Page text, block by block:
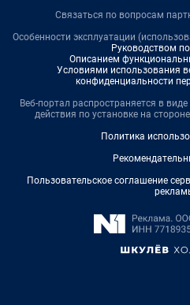
Связаться по вопросам
Особенности эксплуатации
Руководством
Описанием
Условиями использования
конфиденциальности
Веб-портал распространяется в
действия по установке на
Политика
Пользовательское соглашение